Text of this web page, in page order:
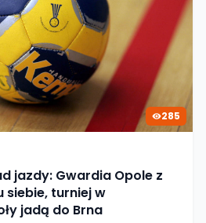
285
jazdy: Gwardia Opole z
siebie, turniej w
jadą do Brna